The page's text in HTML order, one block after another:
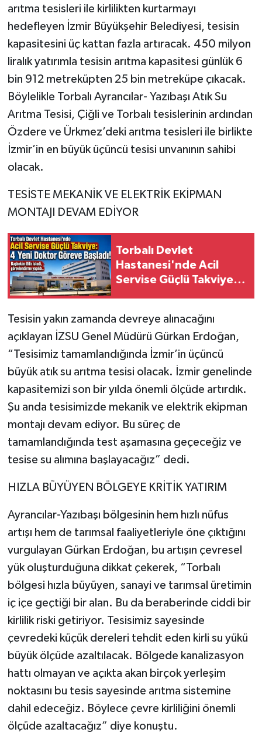
arıtma tesisleri ile kirlilikten kurtarmayı
hedefleyen İzmir Büyükşehir Belediyesi, tesisin
kapasitesini üç kattan fazla artıracak. 450 milyon
liralık yatırımla tesisin arıtma kapasitesi günlük 6
bin 912 metreküpten 25 bin metreküpe çıkacak.
Böylelikle Torbalı Ayrancılar- Yazıbaşı Atık Su
Arıtma Tesisi, Çiğli ve Torbalı tesislerinin ardından
Özdere ve Ürkmez’deki arıtma tesisleri ile birlikte
İzmir’in en büyük üçüncü tesisi unvanının sahibi
olacak.
TESİSTE MEKANİK VE ELEKTRİK EKİPMAN
MONTAJI DEVAM EDİYOR
Torbalı Devlet
Hastanesi'nde Acil
Servise Güçlü Takviye: 4
Tesisin yakın zamanda devreye alınacağını
açıklayan İZSU Genel Müdürü Gürkan Erdoğan,
“Tesisimiz tamamlandığında İzmir’in üçüncü
büyük atık su arıtma tesisi olacak. İzmir genelinde
kapasitemizi son bir yılda önemli ölçüde artırdık.
Şu anda tesisimizde mekanik ve elektrik ekipman
montajı devam ediyor. Bu süreç de
tamamlandığında test aşamasına geçeceğiz ve
tesise su alımına başlayacağız” dedi.
HIZLA BÜYÜYEN BÖLGEYE KRİTİK YATIRIM
Ayrancılar-Yazıbaşı bölgesinin hem hızlı nüfus
artışı hem de tarımsal faaliyetleriyle öne çıktığını
vurgulayan Gürkan Erdoğan, bu artışın çevresel
yük oluşturduğuna dikkat çekerek, “Torbalı
bölgesi hızla büyüyen, sanayi ve tarımsal üretimin
iç içe geçtiği bir alan. Bu da beraberinde ciddi bir
kirlilik riski getiriyor. Tesisimiz sayesinde
çevredeki küçük dereleri tehdit eden kirli su yükü
büyük ölçüde azaltılacak. Bölgede kanalizasyon
hattı olmayan ve açıkta akan birçok yerleşim
noktasını bu tesis sayesinde arıtma sistemine
dahil edeceğiz. Böylece çevre kirliliğini önemli
ölçüde azaltacağız” diye konuştu.